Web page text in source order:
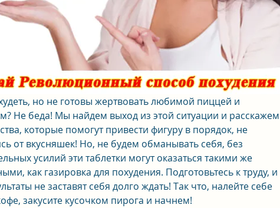
но не готовы жертвовать любимой пиццей и
Не беда! Мы найдем выход из этой ситуации и расскажем
которые помогут привести фигуру в порядок, не
от вкусняшек! Но, не будем обманывать себя, без
усилий эти таблетки могут оказаться такими же
как газировка для похудения. Подготовьтесь к труду, и
не заставят себя долго ждать! Так что, налейте себе
закусите кусочком пирога и начнем!